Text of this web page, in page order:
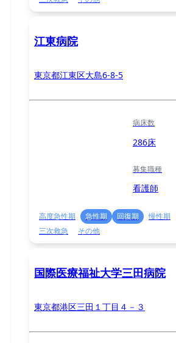
江東病院
東京都江東区大島6-8-5
病床数
286床
募集職種
看護師
高度急性期 急性期 回復期 慢性期
三次救急
その他
国際医療福祉大学三田病院
東京都港区三田１丁目４－３